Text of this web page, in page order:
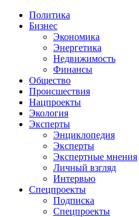
Политика
Бизнес
Экономика
Энергетика
Недвижимость
Финансы
Общество
Происшествия
Нацпроекты
Экология
Эксперты
Энциклопедия
Эксперты
Экспертные мнения
Личный взгляд
Интервью
Спецпроекты
Подписка
Спецпроекты